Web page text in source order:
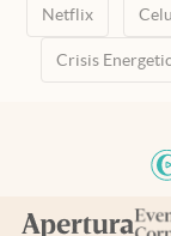
Netflix
Crisis